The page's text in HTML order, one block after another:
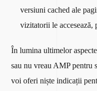
versiuni cached ale
vizitatorii le accesează,
În lumina ultimelor
sau nu vreau AMP pentru
voi oferi niște indicații